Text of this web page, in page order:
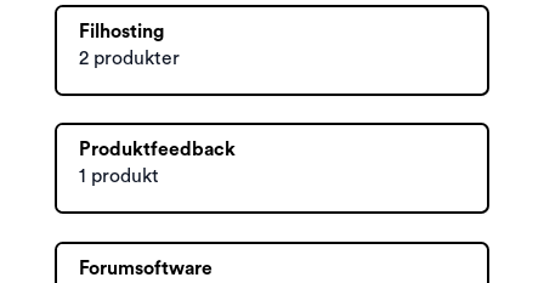
Filhosting
2 produkter
Produktfeedback
1 produkt
Forumsoftware